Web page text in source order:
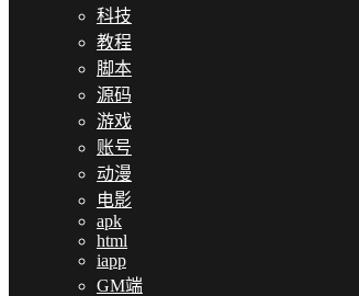
科技
教程
脚本
源码
游戏
账号
动漫
电影
apk
html
iapp
GM端